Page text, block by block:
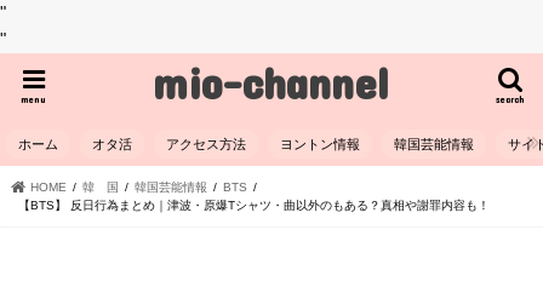
"
"
mio-channel search
menu
ホーム オタ活 アクセス方法 ヨントン情報 韓国芸能情報 サイ
HOME 韓 国 韓国芸能情報
BTS
【BTS】 反日行為まとめ｜津波・原爆Tシャツ・曲以外のもある？真相や謝罪内容も！